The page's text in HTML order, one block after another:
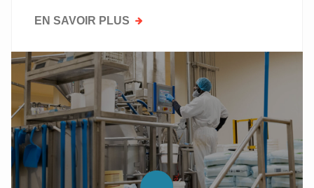
EN SAVOIR PLUS SUR
:
UN
PROJET
ALLIANT
L'ENSEIGNEMENT
ET
LE
MONDE
ENTREPRENEURIAL